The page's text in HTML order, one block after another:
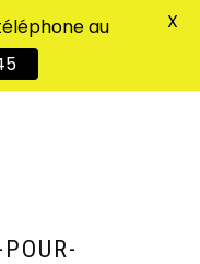
au
X